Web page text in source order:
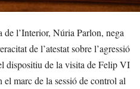
l’Interior, Núria Parlon, nega
de l’atestat sobre l’agressió
dispositiu de la visita de Felip VI
marc de la sessió de control al